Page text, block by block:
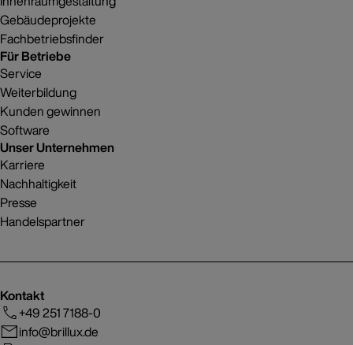
Gebäudeprojekte
Fachbetriebsfinder
Für Betriebe
Service
Weiterbildung
Kunden gewinnen
Software
Unser Unternehmen
Karriere
Nachhaltigkeit
Presse
Handelspartner
Kontakt
+49 251 7188-0
info@brillux.de